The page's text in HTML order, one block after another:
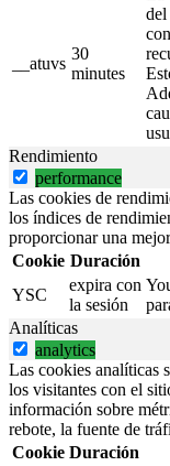
__atuvs
30
minutes
Rendimiento
performance
Las cookies de
los índices de
proporcionar una
Cookie Duración
YSC
expira con
la sesión
Analíticas
analytics
Las cookies analíticas
los visitantes con el
información sobre
rebote, la fuente de
Cookie Duración